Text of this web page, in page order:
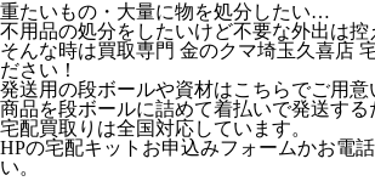
重たいもの・大量に物を処分したい…
不用品の処分をしたいけど不要な外出は
そんな時は買取専門 金のクマ埼玉久喜店
ださい！
発送用の段ボールや資材はこちらでご用
商品を段ボールに詰めて着払いで発送する
宅配買取りは全国対応しています。
HPの宅配キットお申込みフォームかお電
い。